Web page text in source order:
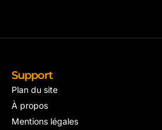
Support
Plan du site
À propos
Mentions légales